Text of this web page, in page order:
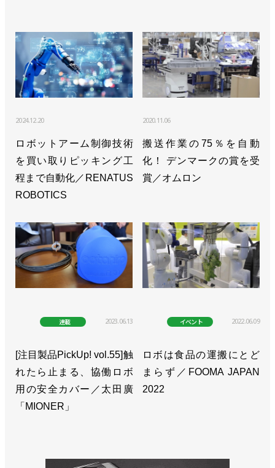
2024.12.20
ロボットアーム制御技術
を買い取りピッキング工
程まで自動化／RENATUS
ROBOTICS
2020.11.06
搬送作業の75％を自動
化！ デンマークの賞を受
賞／オムロン
連載 2023.06.13
[注目製品PickUp! vol.55]触
れたら止まる、協働ロボ
用の安全カバー／太田廣
「MIONER」
イベント 2022.06.09
ロボは食品の運搬にとど
まらず／FOOMA JAPAN
2022